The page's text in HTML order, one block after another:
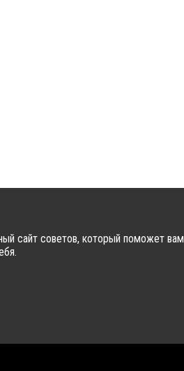
сайт советов, который поможет вам